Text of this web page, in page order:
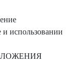
и использовании